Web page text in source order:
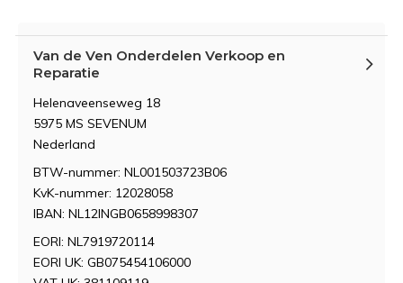
Van de Ven Onderdelen Verkoop en
Reparatie
Helenaveenseweg 18
5975 MS SEVENUM
Nederland
BTW-nummer: NL001503723B06
KvK-nummer: 12028058
IBAN: NL12INGB0658998307
EORI: NL7919720114
EORI UK: GB075454106000